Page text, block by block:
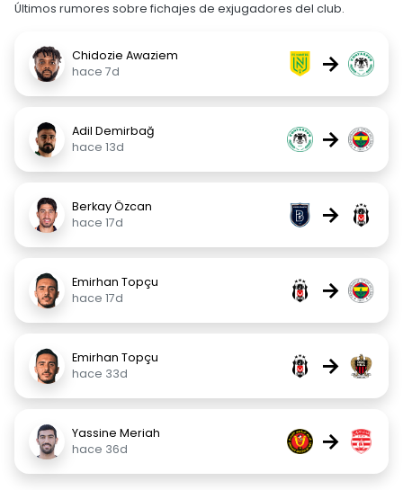
Últimos rumores sobre fichajes de exjugadores del club.
Chidozie Awaziem
hace 7d
→
Adil Demirbağ
hace 13d
→
Berkay Özcan
hace 17d
→
Emirhan Topçu
hace 17d
→
Emirhan Topçu
hace 33d
→
Yassine Meriah
hace 36d
→